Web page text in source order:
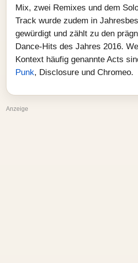
Mix, zwei Remixes und dem
Track wurde zudem in
gewürdigt und zählt zu den
Dance-Hits des Jahres 2016.
Kontext häufig genannte Acts
Punk, Disclosure und Chromeo.
Anzeige